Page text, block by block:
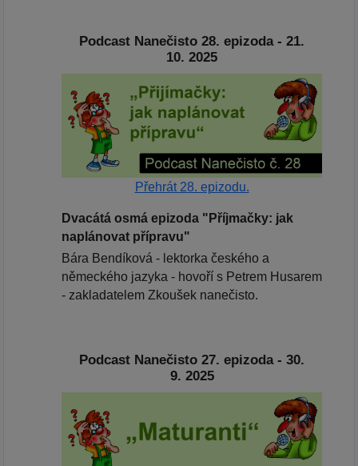
Podcast Nanečisto 28. epizoda - 21.
10. 2025
Přehrát 28. epizodu.
Dvacátá osmá epizoda "Příjmačky: jak
naplánovat přípravu"
Bára Bendíková - lektorka českého a
německého jazyka - hovoří s Petrem Husarem
- zakladatelem Zkoušek nanečisto.
Podcast Nanečisto 27. epizoda - 30.
9. 2025